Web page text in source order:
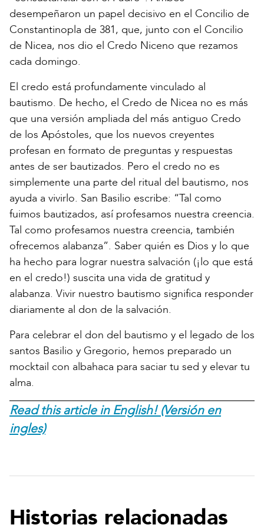
desempeñaron un papel decisivo en el Concilio de
Constantinopla de 381, que, junto con el Concilio
de Nicea, nos dio el Credo Niceno que rezamos
cada domingo.
El credo está profundamente vinculado al
bautismo. De hecho, el Credo de Nicea no es más
que una versión ampliada del más antiguo Credo
de los Apóstoles, que los nuevos creyentes
profesan en formato de preguntas y respuestas
antes de ser bautizados. Pero el credo no es
simplemente una parte del ritual del bautismo, nos
ayuda a vivirlo. San Basilio escribe: “Tal como
fuimos bautizados, así profesamos nuestra creencia.
Tal como profesamos nuestra creencia, también
ofrecemos alabanza”. Saber quién es Dios y lo que
ha hecho para lograr nuestra salvación (¡lo que está
en el credo!) suscita una vida de gratitud y
alabanza. Vivir nuestro bautismo significa responder
diariamente al don de la salvación.
Para celebrar el don del bautismo y el legado de los
santos Basilio y Gregorio, hemos preparado un
mocktail con albahaca para saciar tu sed y elevar tu
alma.
Read this article in English! (Versión en
ingles)
Historias relacionadas